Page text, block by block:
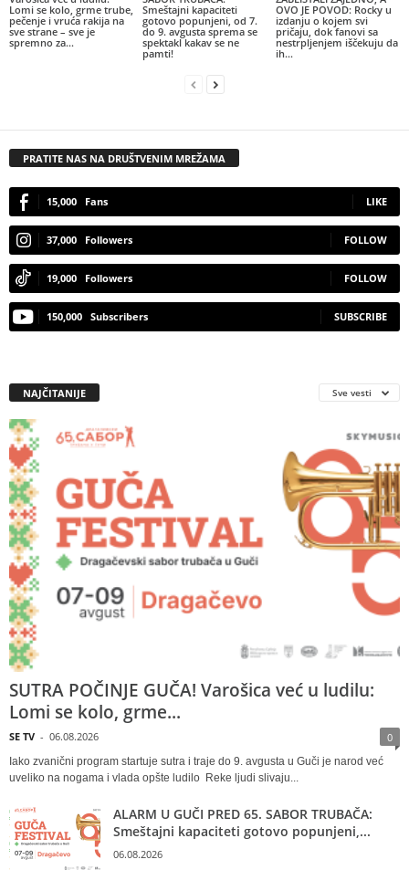
Lomi se kolo, grme trube,
pečenje i vruća rakija na
sve strane – sve je
spremno za...
Smeštajni kapaciteti
gotovo popunjeni, od 7.
do 9. avgusta sprema se
spektakl kakav se ne
pamti!
OVO JE POVOD: Rocky u
izdanju o kojem svi
pričaju, dok fanovi sa
nestrpljenjem iščekuju da
ih...
PRATITE NAS NA DRUŠTVENIM MREŽAMA
15,000 Fans LIKE
37,000 Followers FOLLOW
19,000 Followers FOLLOW
150,000 Subscribers SUBSCRIBE
NAJČITANIJE Sve vesti
SUTRA POČINJE GUČA! Varošica već u ludilu:
Lomi se kolo, grme...
SE TV - 06.08.2026 0
Iako zvanični program startuje sutra i traje do 9. avgusta u Guči je narod već
uveliko na nogama i vlada opšte ludilo Reke ljudi slivaju...
ALARM U GUČI PRED 65. SABOR TRUBAČA:
Smeštajni kapaciteti gotovo popunjeni,...
06.08.2026